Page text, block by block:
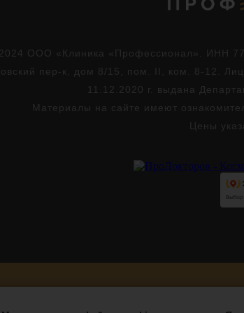
2024 ООО «Клиника «Профессионал». ИНН
пер-к, дом 8/15, пом. II, ком. 8-12.
11.12.2020 г. выдана
Материалы на сайте имеют
Цены